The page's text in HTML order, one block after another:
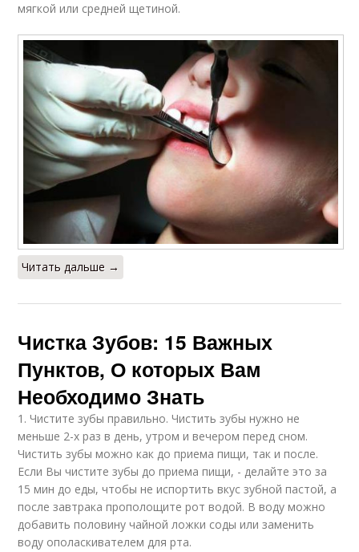
мягкой или средней щетиной.
Читать дальше →
Чистка Зубов: 15 Важных
Пунктов, О которых Вам
Необходимо Знать
1. Чистите зубы правильно. Чистить зубы нужно не
меньше 2-х раз в день, утром и вечером перед сном.
Чистить зубы можно как до приема пищи, так и после.
Если Вы чистите зубы до приема пищи, - делайте это за
15 мин до еды, чтобы не испортить вкус зубной пастой, а
после завтрака прополощите рот водой. В воду можно
добавить половину чайной ложки соды или заменить
воду ополаскивателем для рта.